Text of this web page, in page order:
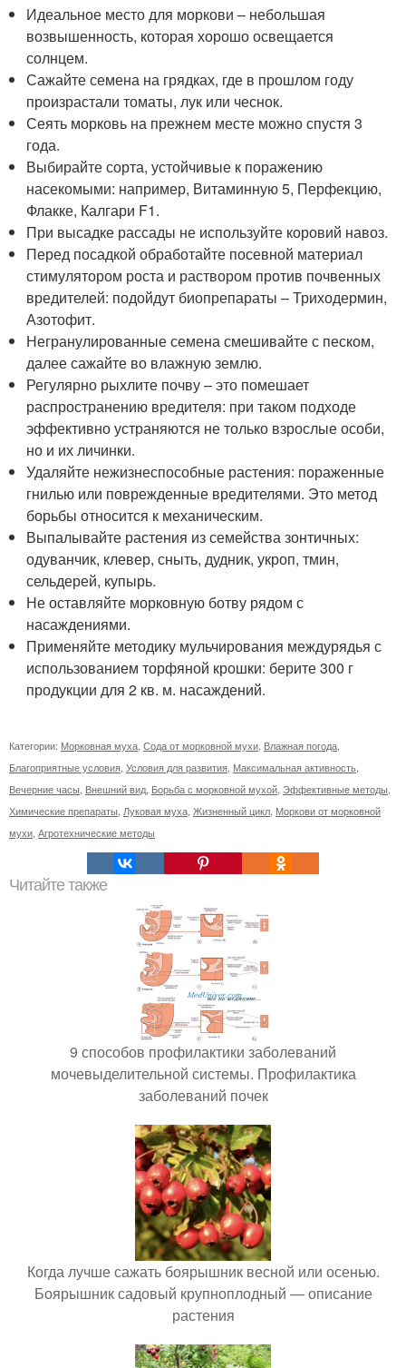
Идеальное место для моркови – небольшая
возвышенность, которая хорошо освещается
солнцем.
Сажайте семена на грядках, где в прошлом году
произрастали томаты, лук или чеснок.
Сеять морковь на прежнем месте можно спустя 3
года.
Выбирайте сорта, устойчивые к поражению
насекомыми: например, Витаминную 5, Перфекцию,
Флакке, Калгари F1.
При высадке рассады не используйте коровий навоз.
Перед посадкой обработайте посевной материал
стимулятором роста и раствором против почвенных
вредителей: подойдут биопрепараты – Триходермин,
Азотофит.
Негранулированные семена смешивайте с песком,
далее сажайте во влажную землю.
Регулярно рыхлите почву – это помешает
распространению вредителя: при таком подходе
эффективно устраняются не только взрослые особи,
но и их личинки.
Удаляйте нежизнеспособные растения: пораженные
гнилью или поврежденные вредителями. Это метод
борьбы относится к механическим.
Выпалывайте растения из семейства зонтичных:
одуванчик, клевер, сныть, дудник, укроп, тмин,
сельдерей, купырь.
Не оставляйте морковную ботву рядом с
насаждениями.
Применяйте методику мульчирования междурядья с
использованием торфяной крошки: берите 300 г
продукции для 2 кв. м. насаждений.
Категории: Морковная муха, Сода от морковной мухи, Влажная погода,
Благоприятные условия, Условия для развития, Максимальная активность,
Вечерние часы, Внешний вид, Борьба с морковной мухой, Эффективные методы,
Химические препараты, Луковая муха, Жизненный цикл, Моркови от морковной
мухи, Агротехнические методы
Читайте также
9 способов профилактики заболеваний
мочевыделительной системы. Профилактика
заболеваний почек
Когда лучше сажать боярышник весной или осенью.
Боярышник садовый крупноплодный — описание
растения